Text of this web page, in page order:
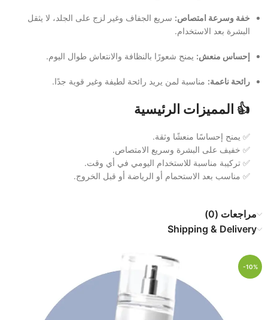
خفة وسرعة امتصاص: سريع الجفاف وغير لزج على الجلد، لا يثقل
البشرة بعد الاستخدام.
إحساس منعش: يمنح شعورًا بالنظافة والانتعاش طوال اليوم.
رائحة ناعمة: مناسبة لمن يريد رائحة لطيفة وغير قوية جدًا.
👍 المميزات الرئيسية
✅ يمنح إحساسًا منعشًا وثقة.
✅ خفيف على البشرة وسريع الامتصاص.
✅ تركيبة مناسبة للاستخدام اليومي في أي وقت.
✅ مناسب بعد الاستحمام أو الرياضة أو قبل الخروج.
مراجعات (0)
Shipping & Delivery
-10%